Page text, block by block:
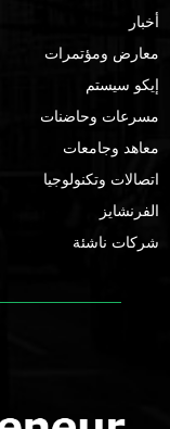
أخبار
معارض ومؤتمرات
إيكو سيستم
مسرعات وحاضنات
معاهد وجامعات
اتصالات وتكنولوجيا
الفرنشايز
شركات ناشئة